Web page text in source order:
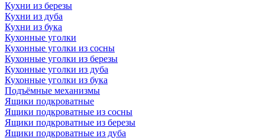
Кухни из березы
Кухни из дуба
Кухни из бука
Кухонные уголки
Кухонные уголки из сосны
Кухонные уголки из березы
Кухонные уголки из дуба
Кухонные уголки из бука
Подъёмные механизмы
Ящики подкроватные
Ящики подкроватные из сосны
Ящики подкроватные из березы
Ящики подкроватные из дуба